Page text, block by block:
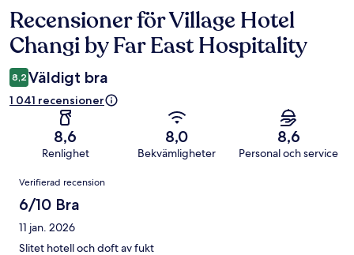
Recensioner
Recensioner för Village Hotel
Changi by Far East Hospitality
8,2 Väldigt bra
1 041 recensioner
8,6
Renlighet
8,0
Bekvämligheter
8,6
Personal och service
Recensioner
Verifierad recension
6/10 Bra
11 jan. 2026
Slitet hotell och doft av fukt